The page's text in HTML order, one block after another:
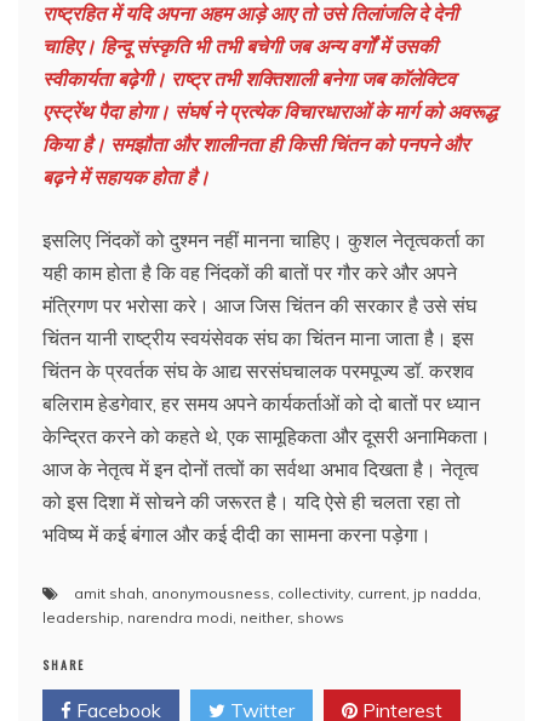
राष्ट्रहित में यदि अपना अहम आड़े आए तो उसे तिलांजलि दे देनी
चाहिए। हिन्दू संस्कृति भी तभी बचेगी जब अन्य वर्गों में उसकी
स्वीकार्यता बढ़ेगी। राष्ट्र तभी शक्तिशाली बनेगा जब काॅलेक्टिव
एस्ट्रेंथ पैदा होगा। संघर्ष ने प्रत्येक विचारधाराओं के मार्ग को अवरूद्ध
किया है। समझौता और शालीनता ही किसी चिंतन को पनपने और
बढ़ने में सहायक होता है।
इसलिए निंदकों को दुश्मन नहीं मानना चाहिए। कुशल नेतृत्वकर्ता का
यही काम होता है कि वह निंदकों की बातों पर गौर करे और अपने
मंत्रिगण पर भरोसा करे। आज जिस चिंतन की सरकार है उसे संघ
चिंतन यानी राष्ट्रीय स्वयंसेवक संघ का चिंतन माना जाता है। इस
चिंतन के प्रवर्तक संघ के आद्य सरसंघचालक परमपूज्य डॉ. करशव
बलिराम हेडगेवार, हर समय अपने कार्यकर्ताओं को दो बातों पर ध्यान
केन्द्रित करने को कहते थे, एक सामूहिकता और दूसरी अनामिकता।
आज के नेतृत्व में इन दोनों तत्वों का सर्वथा अभाव दिखता है। नेतृत्व
को इस दिशा में सोचने की जरूरत है। यदि ऐसे ही चलता रहा तो
भविष्य में कई बंगाल और कई दीदी का सामना करना पड़ेगा।
amit shah, anonymousness, collectivity, current, jp nadda,
leadership, narendra modi, neither, shows
SHARE
Facebook Twitter Pinterest